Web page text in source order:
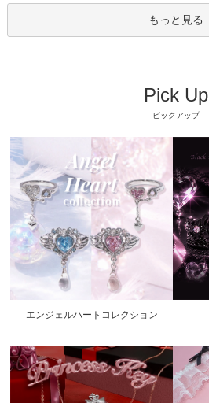
もっと見る
Pick Up
ピックアップ
エンジェルハートコレクション